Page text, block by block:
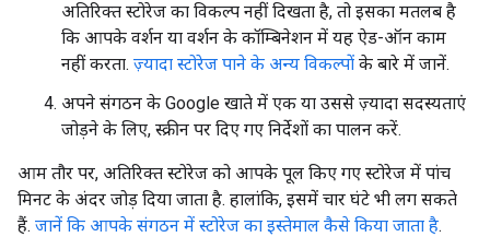
अतिरिक्त स्टोरेज का विकल्प नहीं दिखता है, तो इसका मतलब है
कि आपके वर्शन या वर्शन के कॉम्बिनेशन में यह ऐड-ऑन काम
नहीं करता. ज़्यादा स्टोरेज पाने के अन्य विकल्पों के बारे में जानें.
अपने संगठन के Google खाते में एक या उससे ज़्यादा सदस्यताएं
जोड़ने के लिए, स्क्रीन पर दिए गए निर्देशों का पालन करें.
आम तौर पर, अतिरिक्त स्टोरेज को आपके पूल किए गए स्टोरेज में पांच
मिनट के अंदर जोड़ दिया जाता है. हालांकि, इसमें चार घंटे भी लग सकते
हैं. जानें कि आपके संगठन में स्टोरेज का इस्तेमाल कैसे किया जाता है.